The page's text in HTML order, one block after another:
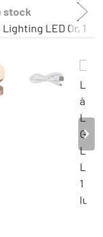
stock